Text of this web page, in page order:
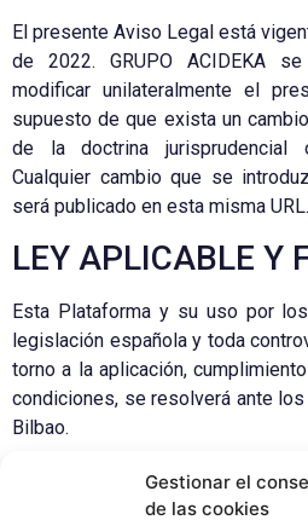
Gestionar el
de las cookies
El presente Aviso Legal está
de 2022. GRUPO ACIDEKA
modificar unilateralmente el
supuesto de que exista un
de la doctrina
Cualquier cambio que se
será publicado en esta misma URL.
LEY APLICABLE Y
Esta Plataforma y su uso por
legislación española y toda
torno a la aplicación,
condiciones, se resolverá ante
Bilbao.
CONTACTO LEGAL